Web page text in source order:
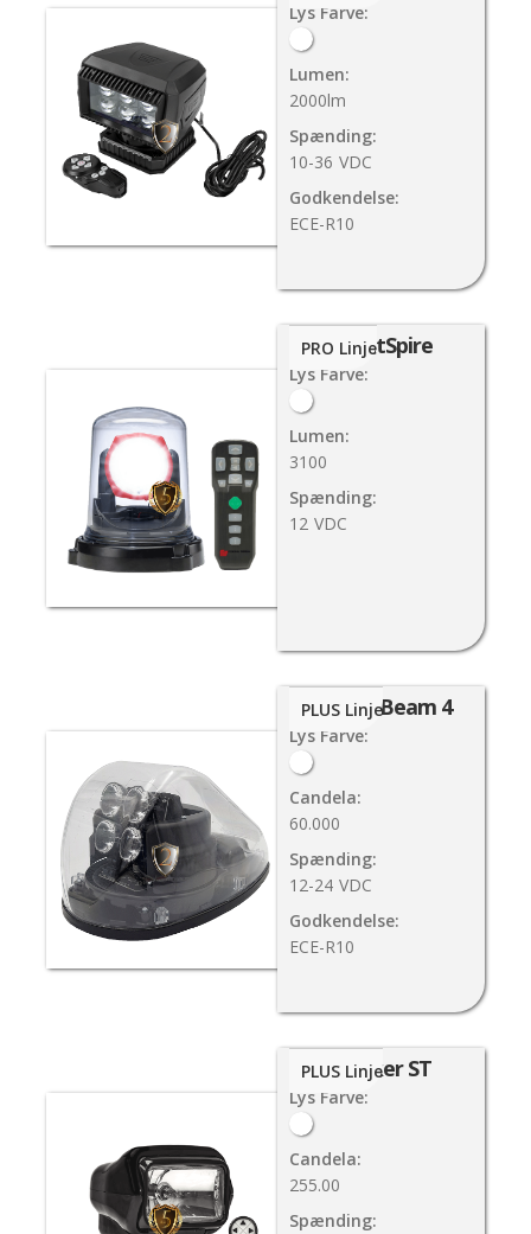
Lys Farve:
Lumen:
2000lm
Spænding:
10-36 VDC
Godkendelse:
ECE-R10
NightSpire
Lys Farve:
Lumen:
3100
Spænding:
12 VDC
PRO Linje
Search Beam 4
Lys Farve:
Candela:
60.000
Spænding:
12-24 VDC
Godkendelse:
ECE-R10
PLUS Linje
Stryker ST
Lys Farve:
Candela:
255.00
Spænding:
PLUS Linje